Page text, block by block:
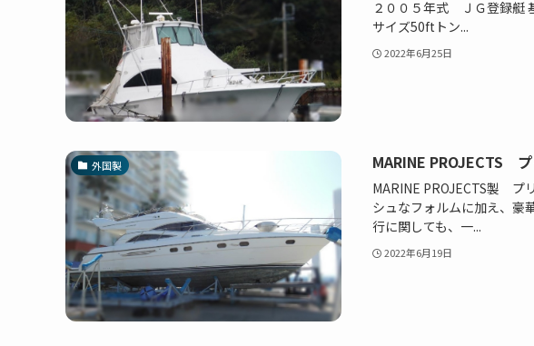
２００５年式 ＪＧ登録艇
サイズ50ftトン...
2022年6月25日
外国製 MARINE PROJECTS
MARINE PROJECTS製 プ
シュなフォルムに加え、豪
行に関しても、一...
2022年6月19日